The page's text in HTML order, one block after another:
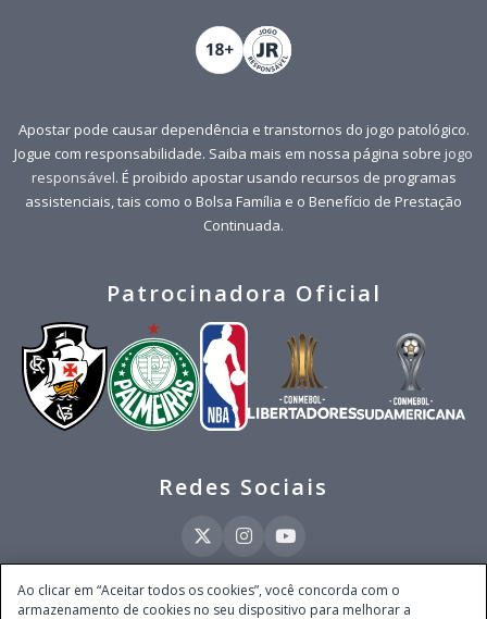
Apostar pode causar dependência e transtornos do jogo patológico.
Jogue com responsabilidade. Saiba mais em nossa página sobre jogo
responsável. É proibido apostar usando recursos de programas
assistenciais, tais como o Bolsa Família e o Benefício de Prestação
Continuada.
Patrocinadora Oficial
Redes Sociais
Este site é operado pela Ventmear Brasil LTDA (CNPJ 52.868.380/0001-84), com
Ao clicar em “Aceitar todos os cookies”, você concorda com o
armazenamento de cookies no seu dispositivo para melhorar a